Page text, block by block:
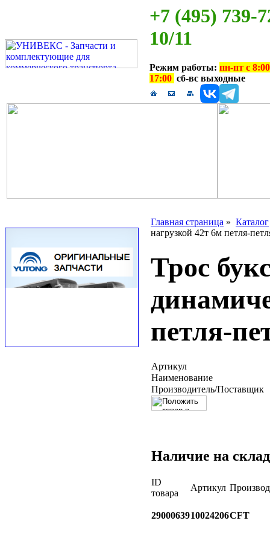
+7 (495) 739-
10/11
Режим работы: пн-пт с
17:00 сб-вс выходные
Главная страница » Каталог
нагрузкой 42т 6м петля-
Трос
петля-
Артикул
Наименование
Производитель/Поставщик
Наличие на
ID
товара
Артикул
2900063910024206CFT